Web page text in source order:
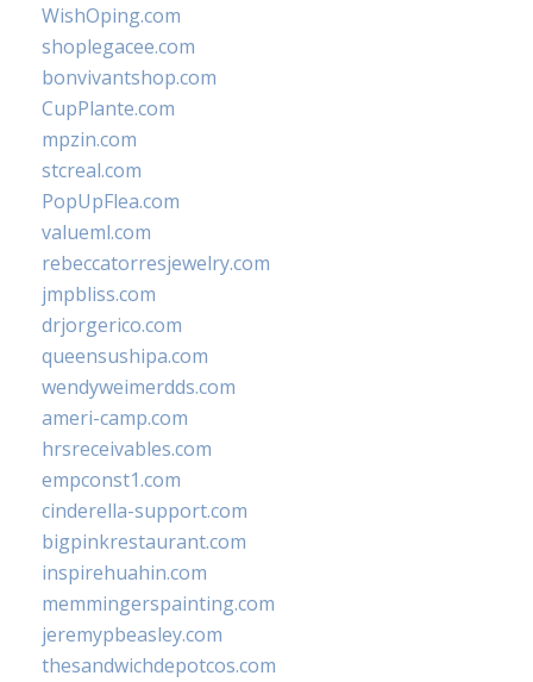
WishOping.com
shoplegacee.com
bonvivantshop.com
CupPlante.com
mpzin.com
stcreal.com
PopUpFlea.com
valueml.com
rebeccatorresjewelry.com
jmpbliss.com
drjorgerico.com
queensushipa.com
wendyweimerdds.com
ameri-camp.com
hrsreceivables.com
empconst1.com
cinderella-support.com
bigpinkrestaurant.com
inspirehuahin.com
memmingerspainting.com
jeremypbeasley.com
thesandwichdepotcos.com